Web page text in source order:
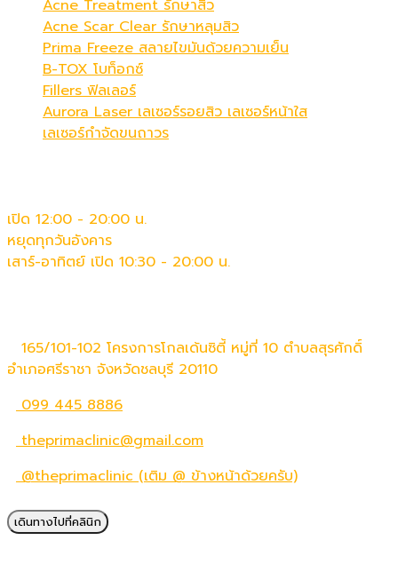
Acne Treatment รักษาสิว
Acne Scar Clear รักษาหลุมสิว
Prima Freeze สลายไขมันด้วยความเย็น
B-TOX โบท็อกซ์
Fillers ฟิลเลอร์
Aurora Laser เลเซอร์รอยสิว เลเซอร์หน้าใส
เลเซอร์กำจัดขนถาวร
เปิด 12:00 - 20:00 น.
หยุดทุกวันอังคาร
เสาร์-อาทิตย์ เปิด 10:30 - 20:00 น.
165/101-102 โครงการโกลเด้นซิตี้ หมู่ที่ 10 ตำบลสุรศักดิ์
อำเภอศรีราชา จังหวัดชลบุรี 20110
099 445 8886
theprimaclinic@gmail.com
@theprimaclinic (เติม @ ข้างหน้าด้วยครับ)
เดินทางไปที่คลินิก